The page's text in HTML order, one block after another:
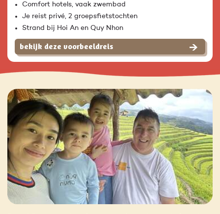
Comfort hotels, vaak zwembad
Je reist privé, 2 groepsfietstochten
Strand bij Hoi An en Quy Nhon
bekijk deze voorbeeldreis